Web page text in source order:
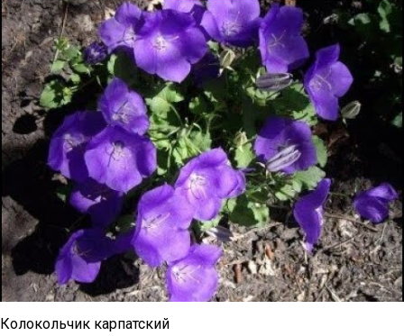
Колокольчик карпатский